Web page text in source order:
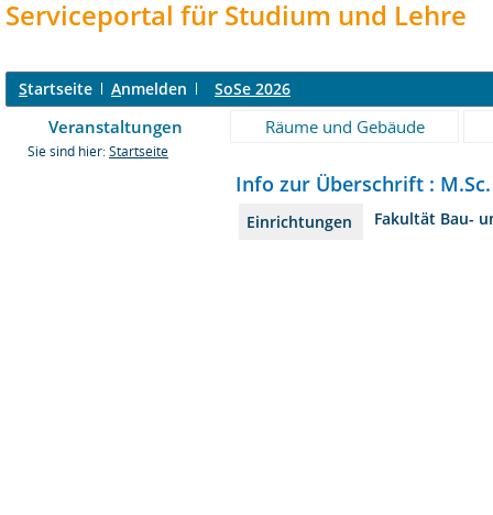
Serviceportal für Studium und Lehre
Startseite Anmelden SoSe 2026
Veranstaltungen Räume und Gebäude
Sie sind hier: Startseite
Info zur Überschrift :
Einrichtungen Fakultät Bau-